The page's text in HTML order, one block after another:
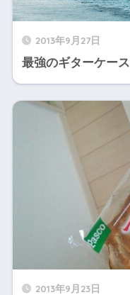
2013年9月27日
最強のギターケース
2013年9月23日